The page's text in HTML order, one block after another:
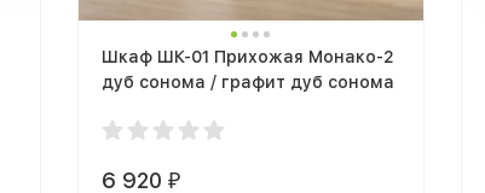
Шкаф ШК-01 Прихожая Монако-2
дуб сонома / графит дуб сонома
6 920 ₽